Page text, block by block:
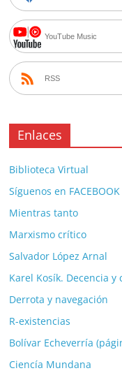
YouTube Music
RSS
Enlaces
Biblioteca Virtual
Síguenos en FACEBOOK
Mientras tanto
Marxismo crítico
Salvador López Arnal
Karel Kosík. Decencia y
Derrota y navegación
R-existencias
Bolívar Echeverría
Ciencía Mundana